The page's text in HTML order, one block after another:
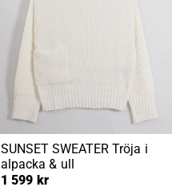
SUNSET SWEATER Tröja i
alpacka & ull
1 599 kr